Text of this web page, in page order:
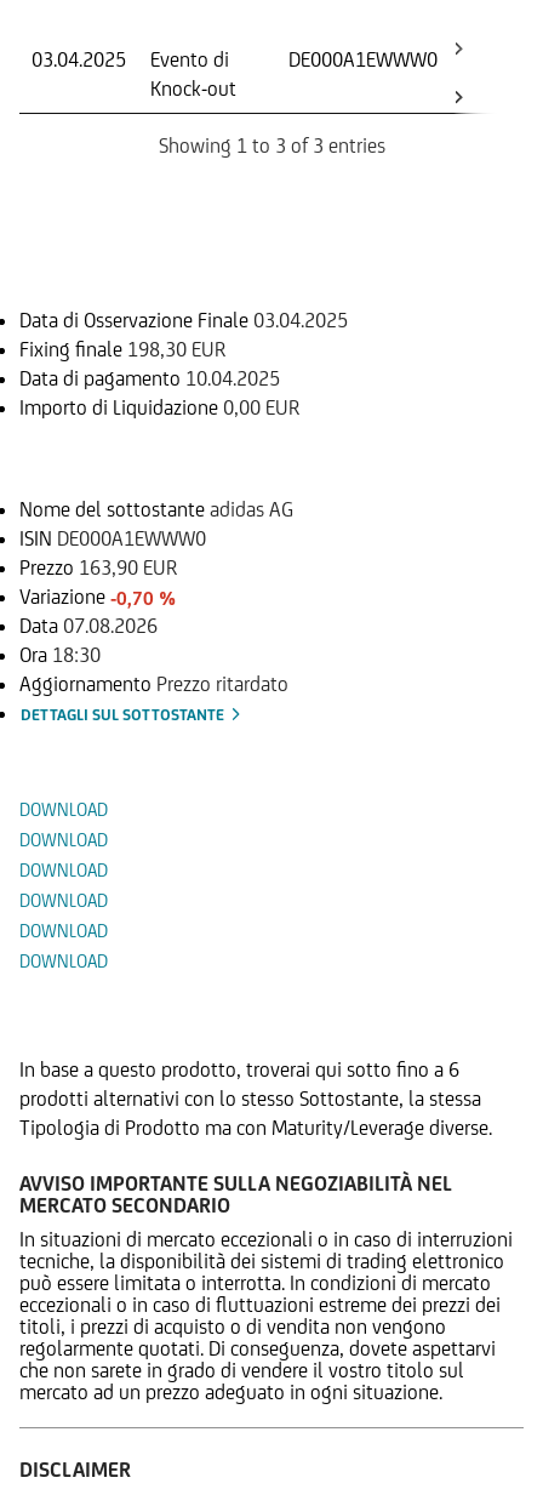
03.04.2025
Evento di
Knock-out
DE000A1EWWW0
Showing 1 to 3 of 3 entries
Data di Osservazione Finale 03.04.2025
Fixing finale 198,30 EUR
Data di pagamento 10.04.2025
Importo di Liquidazione 0,00 EUR
Nome del sottostante adidas AG
ISIN DE000A1EWWW0
Prezzo 163,90 EUR
Variazione -0,70 %
Data 07.08.2026
Ora 18:30
Aggiornamento Prezzo ritardato
DETTAGLI SUL SOTTOSTANTE
DOWNLOAD
DOWNLOAD
DOWNLOAD
DOWNLOAD
DOWNLOAD
DOWNLOAD
In base a questo prodotto, troverai qui sotto fino a 6
prodotti alternativi con lo stesso Sottostante, la stessa
Tipologia di Prodotto ma con Maturity/Leverage diverse.
AVVISO IMPORTANTE SULLA NEGOZIABILITÀ NEL
MERCATO SECONDARIO
In situazioni di mercato eccezionali o in caso di interruzioni
tecniche, la disponibilità dei sistemi di trading elettronico
può essere limitata o interrotta. In condizioni di mercato
eccezionali o in caso di fluttuazioni estreme dei prezzi dei
titoli, i prezzi di acquisto o di vendita non vengono
regolarmente quotati. Di conseguenza, dovete aspettarvi
che non sarete in grado di vendere il vostro titolo sul
mercato ad un prezzo adeguato in ogni situazione.
DISCLAIMER